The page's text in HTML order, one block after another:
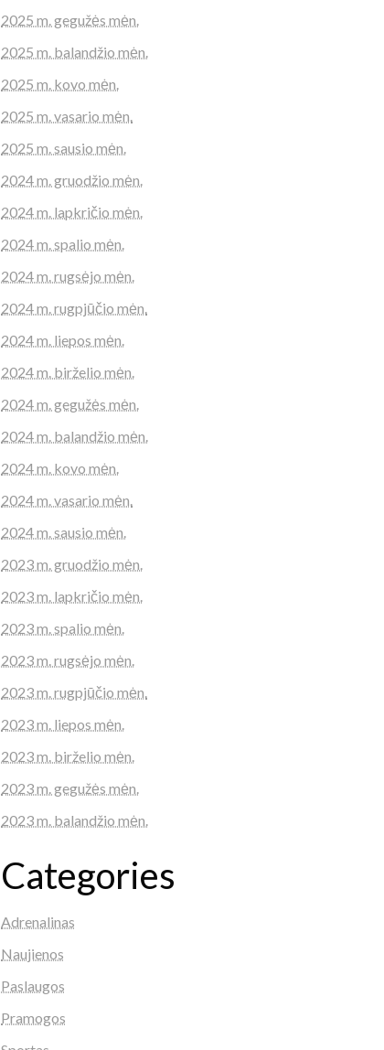
2025 m. gegužės mėn.
2025 m. balandžio mėn.
2025 m. kovo mėn.
2025 m. vasario mėn.
2025 m. sausio mėn.
2024 m. gruodžio mėn.
2024 m. lapkričio mėn.
2024 m. spalio mėn.
2024 m. rugsėjo mėn.
2024 m. rugpjūčio mėn.
2024 m. liepos mėn.
2024 m. birželio mėn.
2024 m. gegužės mėn.
2024 m. balandžio mėn.
2024 m. kovo mėn.
2024 m. vasario mėn.
2024 m. sausio mėn.
2023 m. gruodžio mėn.
2023 m. lapkričio mėn.
2023 m. spalio mėn.
2023 m. rugsėjo mėn.
2023 m. rugpjūčio mėn.
2023 m. liepos mėn.
2023 m. birželio mėn.
2023 m. gegužės mėn.
2023 m. balandžio mėn.
Categories
Adrenalinas
Naujienos
Paslaugos
Pramogos